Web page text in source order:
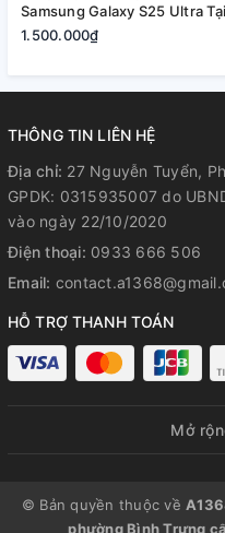
Samsung Galaxy S25 Ultra Tại
Quận 2, Tp. Thủ Đức | Bảo
1.500.000₫
THÔNG TIN LIÊN HỆ
Địa chỉ: 27 Nguyễn Tuyển,
GPDK: 0315935007 do
vào ngày 22/10/2020
Điện thoại: 0933 666 506
Email:
HỖ TRỢ THANH TOÁN
Mở
© Bản quyền thuộc về
phường Bình Trưng